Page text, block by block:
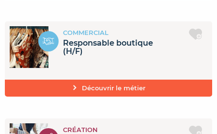
COMMERCIAL
Responsable boutique
(H/F)
Découvrir le métier
CRÉATION